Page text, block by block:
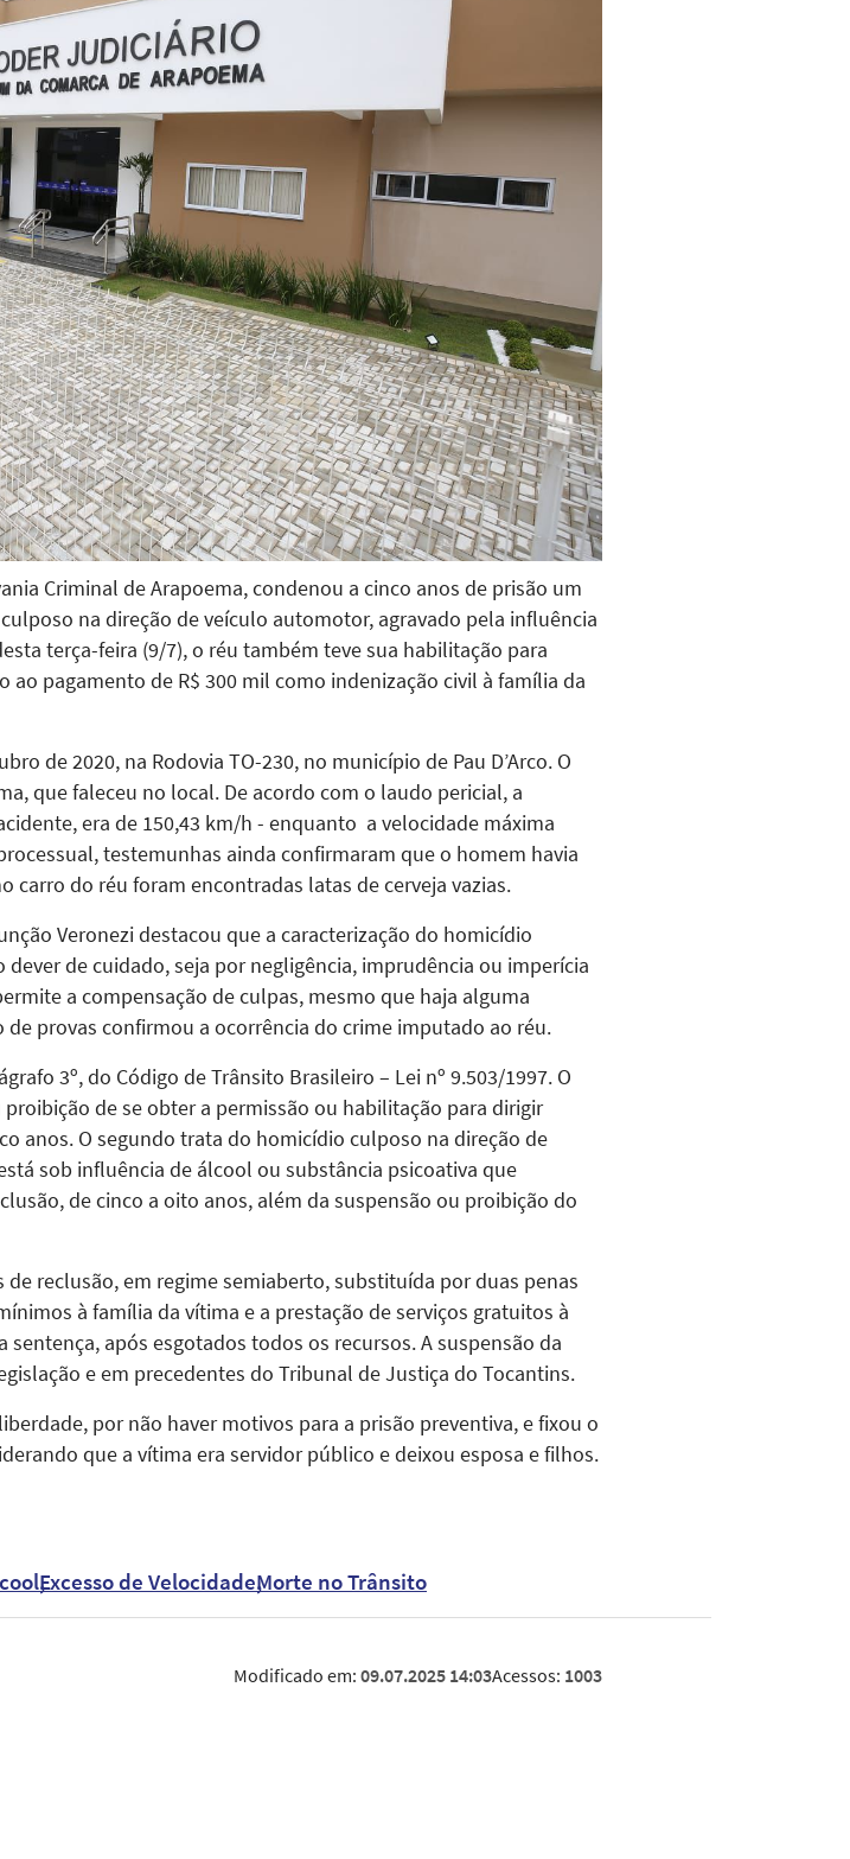
Criminal de Arapoema, condenou a cinco anos de prisão um
na direção de veículo automotor, agravado pela influência
terça-feira (9/7), o réu também teve sua habilitação para
pagamento de R$ 300 mil como indenização civil à família da
de 2020, na Rodovia TO-230, no município de Pau D’Arco. O
que faleceu no local. De acordo com o laudo pericial, a
era de 150,43 km/h - enquanto a velocidade máxima
testemunhas ainda confirmaram que o homem havia
carro do réu foram encontradas latas de cerveja vazias.
Veronezi destacou que a caracterização do homicídio
de cuidado, seja por negligência, imprudência ou imperícia
a compensação de culpas, mesmo que haja alguma
provas confirmou a ocorrência do crime imputado ao réu.
3º, do Código de Trânsito Brasileiro – Lei nº 9.503/1997. O
de se obter a permissão ou habilitação para dirigir
anos. O segundo trata do homicídio culposo na direção de
sob influência de álcool ou substância psicoativa que
de cinco a oito anos, além da suspensão ou proibição do
reclusão, em regime semiaberto, substituída por duas penas
à família da vítima e a prestação de serviços gratuitos à
após esgotados todos os recursos. A suspensão da
e em precedentes do Tribunal de Justiça do Tocantins.
por não haver motivos para a prisão preventiva, e fixou o
que a vítima era servidor público e deixou esposa e filhos.
Excesso de VelocidadeMorte no Trânsito
Modificado em: 09.07.2025 14:03Acessos: 1003